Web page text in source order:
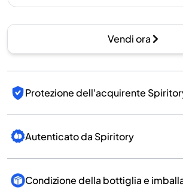
Vendi ora
Protezione dell'acquirente
Autenticato da Spiritory
Condizione della bottiglia e